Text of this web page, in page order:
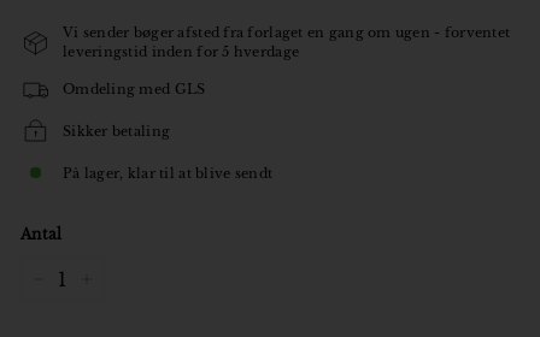
Vi sender bøger afsted fra forlaget en gang om ugen - forventet
leveringstid inden for 5 hverdage
Omdeling med GLS
Sikker betaling
På lager, klar til at blive sendt
Antal